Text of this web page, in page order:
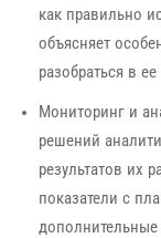
как правильно
объясняет
разобраться в
Мониторинг и
решений
результатов их
показатели с